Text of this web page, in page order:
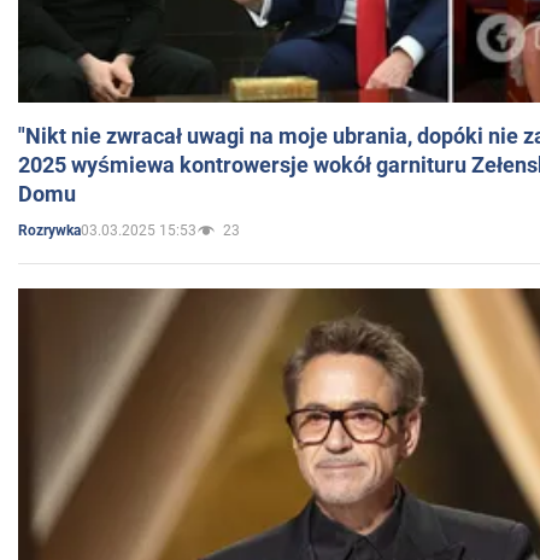
"Nikt nie zwracał uwagi na moje ubrania, dopóki nie
2025 wyśmiewa kontrowersje wokół garnituru
Domu
Rozrywka03.03.2025 15:53 23